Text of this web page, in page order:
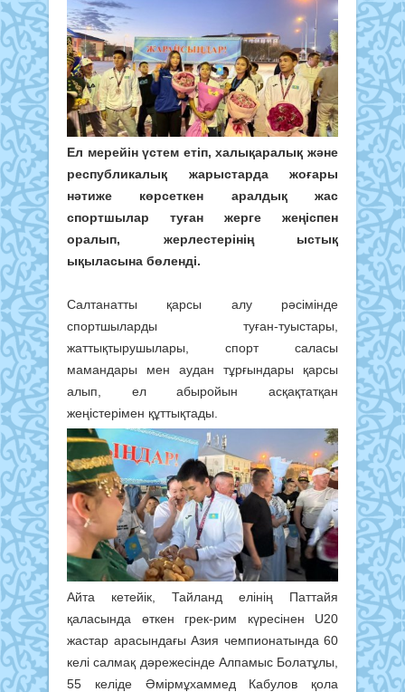
Ел мерейін үстем етіп, халықаралық және
республикалық жарыстарда жоғары
нәтиже көрсеткен аралдық жас
спортшылар туған жерге жеңіспен
оралып, жерлестерінің ыстық
ықыласына бөленді.
Салтанатты қарсы алу рәсімінде
спортшыларды туған-туыстары,
жаттықтырушылары, спорт саласы
мамандары мен аудан тұрғындары қарсы
алып, ел абыройын асқақтатқан
жеңістерімен құттықтады.
Айта кетейік, Тайланд елінің Паттайя
қаласында өткен грек-рим күресінен U20
жастар арасындағы Азия чемпионатында 60
келі салмақ дәрежесінде Алпамыс Болатұлы,
55 келіде Әмірмұхаммед Кабулов қола